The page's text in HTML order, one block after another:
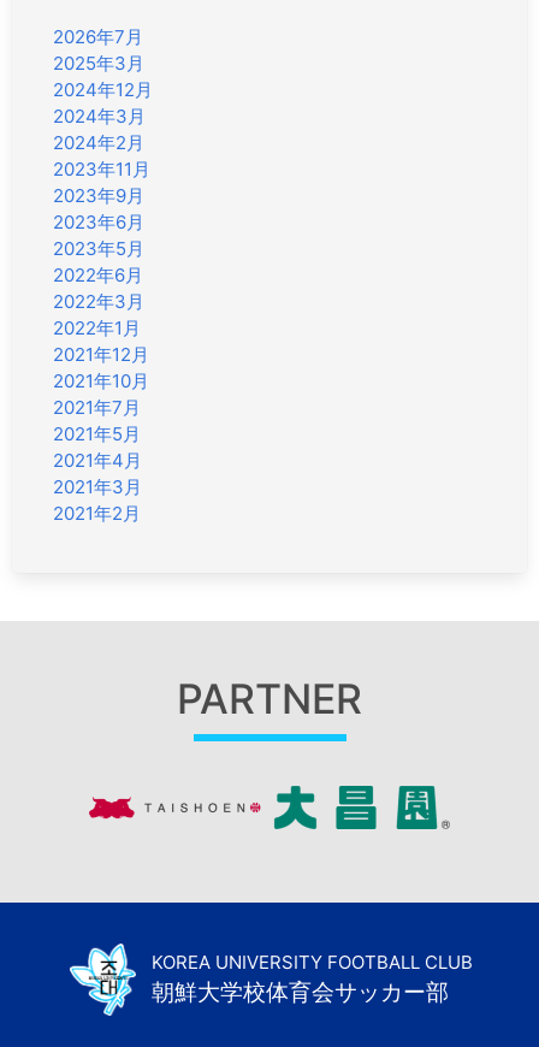
2026年7月
2025年3月
2024年12月
2024年3月
2024年2月
2023年11月
2023年9月
2023年6月
2023年5月
2022年6月
2022年3月
2022年1月
2021年12月
2021年10月
2021年7月
2021年5月
2021年4月
2021年3月
2021年2月
PARTNER
KOREA UNIVERSITY FOOTBALL CLUB
朝鮮大学校体育会サッカー部